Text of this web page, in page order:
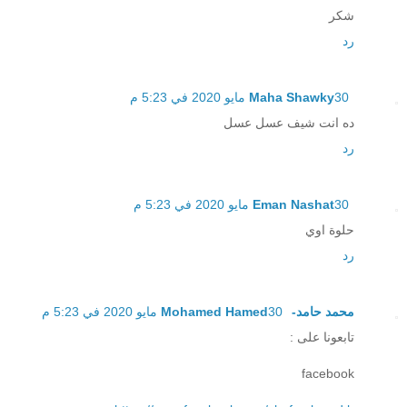
شكر
رد
Maha Shawky30 مايو 2020 في 5:23 م
ده انت شيف عسل عسل
رد
Eman Nashat30 مايو 2020 في 5:23 م
حلوة اوي
رد
محمد حامد- Mohamed Hamed
30 مايو 2020 في 5:23 م
تابعونا على :
facebook